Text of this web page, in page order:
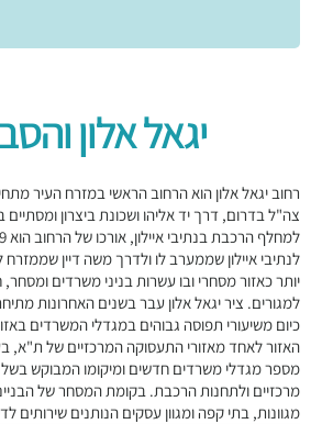
יגאל אלון
רחוב יגאל אלון הוא הרחוב הראשי במזרח העיר
צה"ל בדרום, דרך יד אליהו ושכונת ביצרון
לנתיבי איילון שממערב לו ולדרך משה דיין שממזרח
יותר כאזור מסחרי ובו עשרות בניני משרדים
למגורים. ציר יגאל אלון עבר בשנים האחרונות
כיום משיעורי תפוסה גבוהים במגדלי המשרדים
האזור לאחד מאזורי התעסוקה המרכזיים של
מספר מגדלי משרדים חדשים ומיקומו המבוקש בשל
מרכזיים ולתחנות הרכבת. בקומת המסחר של
מגוונות, בתי קפה ומגוון עסקים הנותנים שירותים